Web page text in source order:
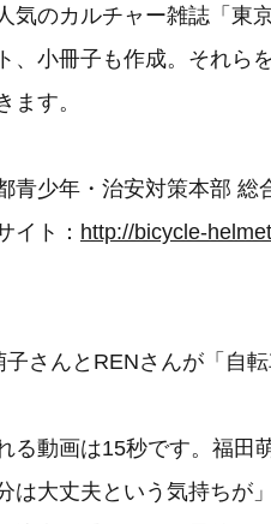
気のカルチャー雑誌「東
、小冊子も作成。それら
ます。
青少年・治安対策本部 総
イト： http://bicycle-
子さんとRENさんが「自
る動画は15秒です。福田
は大丈夫という気持ちが